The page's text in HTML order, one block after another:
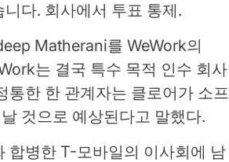
다. 회사에서 투표 통제.
Matherani를 WeWork의
는 결국 특수 목적 인수 회사
통한 한 관계자는 클로어가 소프
것으로 예상된다고 말했다.
합병한 T-모바일의 이사회에 남